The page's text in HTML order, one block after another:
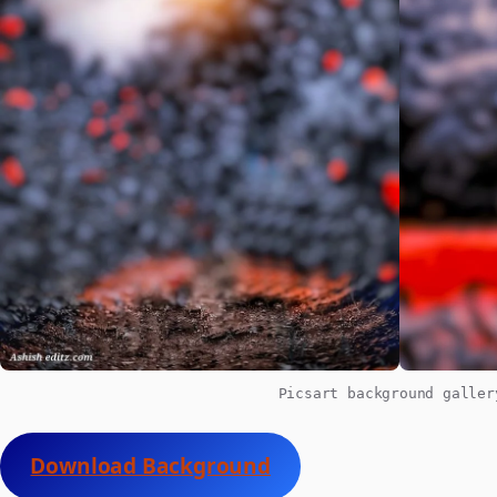
Picsart background
Download Background